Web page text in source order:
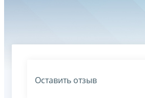
Оставить отзыв